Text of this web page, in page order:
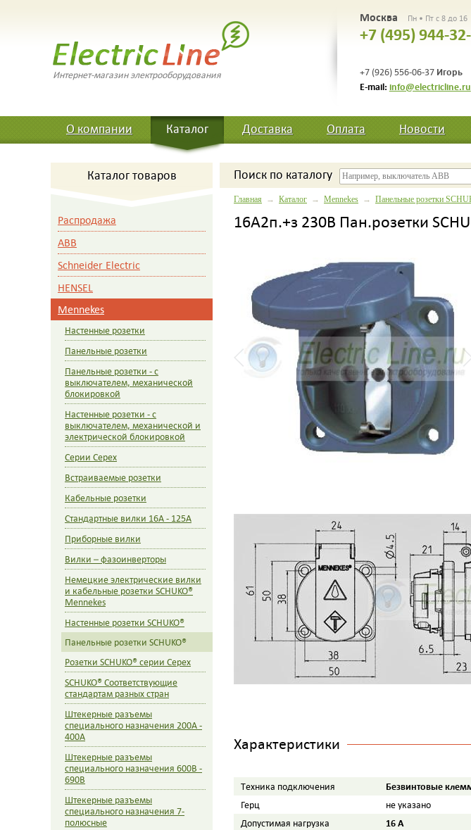
Интернет-магазин электрооборудования
Москва Пн • Пт с 8 до 16
+7 (495) 944-
+7 (926) 556-06-37 Игорь
E-mail: info@electricline.ru
О компании Каталог Доставка Оплата Новости
Каталог товаров
Распродажа
ABB
Schneider Electric
HENSEL
Mennekes
Настенные розетки
Панельные розетки
Панельные розетки - с
выключателем, механической
блокировкой
Настенные розетки - с
выключателем, механической и
электрической блокировкой
Cерии Cepex
Встраиваемые розетки
Кабельные розетки
Стандартные вилки 16A - 125A
Приборные вилки
Вилки – фазоинверторы
Немецкие электрические вилки
и кабельные розетки SCHUKO®
Mennekes
Настенные розетки SCHUKO®
Панельные розетки SCHUKO®
Розетки SCHUKO® серии Cepex
SCHUKO® Cоответствующие
стандартам разных стран
Штекерные разъемы
специального назначения 200A -
400A
Штекерные разъемы
специального назначения 600В -
690В
Штекерные разъемы
специального назначения 7-
полюсные
Поиск по каталогу
Главная → Каталог → Mennekes → Панельные розетки
16A2п.+з 230B Пан.розетки
Характеристики
Tехника подключения Безвинтовые
Герц
не указано
Допустимая нагрузка
16 A